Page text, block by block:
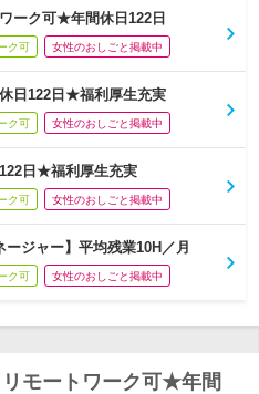
ーク可★年間休日122日
ク可 女性のおしごと掲載中
日122日★福利厚生充実
ク可 女性のおしごと掲載中
122日★福利厚生充実
ク可 女性のおしごと掲載中
ジャー】平均残業10H／月
ク可 女性のおしごと掲載中
リモートワーク可★年間